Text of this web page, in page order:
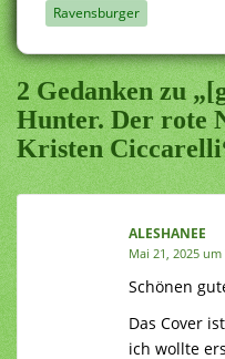
Ravensburger
2 Gedanken zu
Hunter. Der rote
Kristen
ALESHANEE
Mai 21, 2025
Schönen
Das Cover
ich wollte